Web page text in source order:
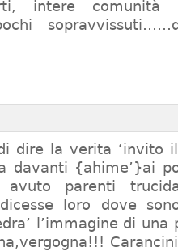
intere comunità
dire la verita ‘invito
davanti {ahime’}ai
avuto parenti
loro dove
l’immagine di una